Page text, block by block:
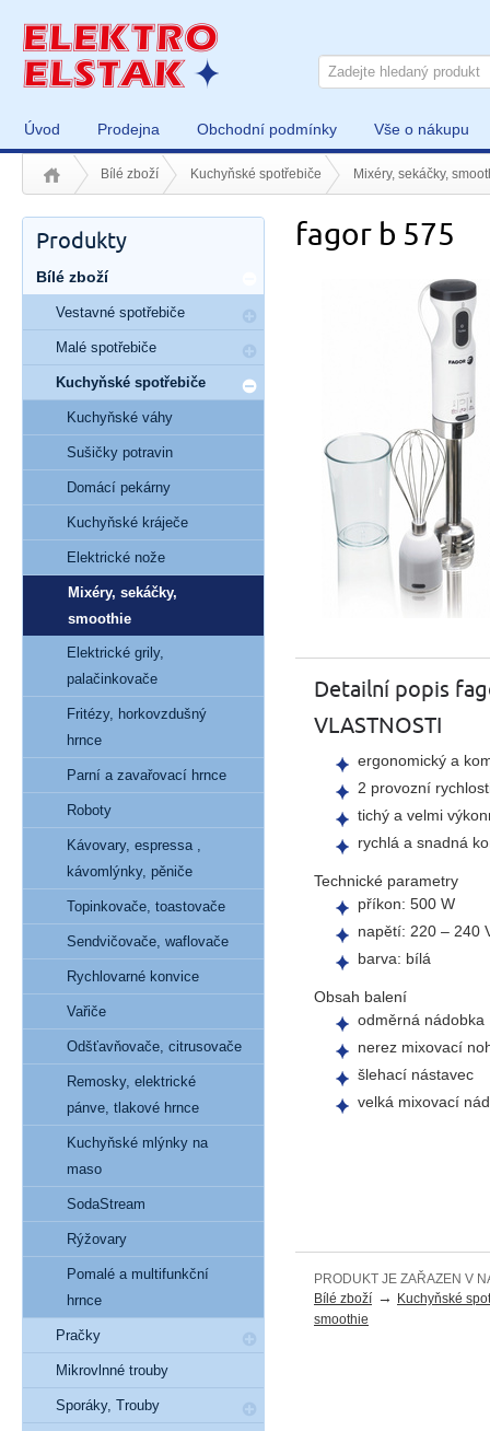
Úvod Prodejna Obchodní podmínky Vše o nákupu
Bílé zboží Kuchyňské spotřebiče Mixéry, sekáčky,
fagor b 575
Detailní popis
VLASTNOSTI
ergonomický a
2 provozní
tichý a velmi
rychlá a snadná
Technické parametry
příkon: 500 W
napětí: 220 – 240
barva: bílá
Obsah balení
odměrná nádobka
nerez mixovací
šlehací nástavec
velká mixovací
PRODUKT JE ZAŘAZEN V
Bílé zboží → Kuchyňské
smoothie
Produkty
Bílé zboží
Vestavné spotřebiče
Malé spotřebiče
Kuchyňské spotřebiče
Kuchyňské váhy
Sušičky potravin
Domácí pekárny
Kuchyňské kráječe
Elektrické nože
Mixéry, sekáčky,
smoothie
Elektrické grily,
palačinkovače
Fritézy, horkovzdušný
hrnce
Parní a zavařovací hrnce
Roboty
Kávovary, espressa ,
kávomlýnky, pěniče
Topinkovače, toastovače
Sendvičovače, waflovače
Rychlovarné konvice
Vařiče
Odšťavňovače, citrusovače
Remosky, elektrické
pánve, tlakové hrnce
Kuchyňské mlýnky na
maso
SodaStream
Rýžovary
Pomalé a multifunkční
hrnce
Pračky
Mikrovlnné trouby
Sporáky, Trouby